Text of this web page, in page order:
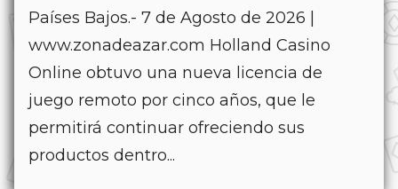
Países Bajos.- 7 de Agosto de 2026 |
www.zonadeazar.com Holland Casino
Online obtuvo una nueva licencia de
juego remoto por cinco años, que le
permitirá continuar ofreciendo sus
productos dentro...